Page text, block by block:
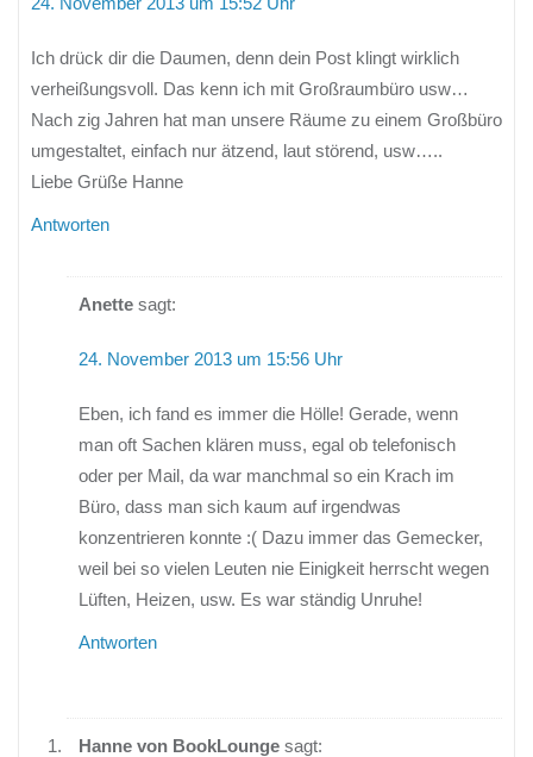
Ich drück dir die Daumen, denn dein Post klingt wirklich
verheißungsvoll. Das kenn ich mit Großraumbüro usw…
Nach zig Jahren hat man unsere Räume zu einem Großbüro
umgestaltet, einfach nur ätzend, laut störend, usw…..
Liebe Grüße Hanne
Antworten
Anette sagt:
24. November 2013 um 15:56 Uhr
Eben, ich fand es immer die Hölle! Gerade, wenn
man oft Sachen klären muss, egal ob telefonisch
oder per Mail, da war manchmal so ein Krach im
Büro, dass man sich kaum auf irgendwas
konzentrieren konnte :( Dazu immer das Gemecker,
weil bei so vielen Leuten nie Einigkeit herrscht wegen
Lüften, Heizen, usw. Es war ständig Unruhe!
Antworten
Hanne von BookLounge sagt: